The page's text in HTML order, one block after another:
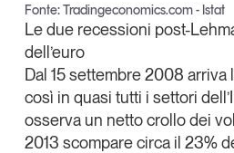
Fonte: Tradingeconomics.com - Istat
Le due recessioni post-
dell’euro
Dal 15 settembre 2008 arriva
così in quasi tutti i settori
osserva un netto crollo dei
2013 scompare circa il 23%